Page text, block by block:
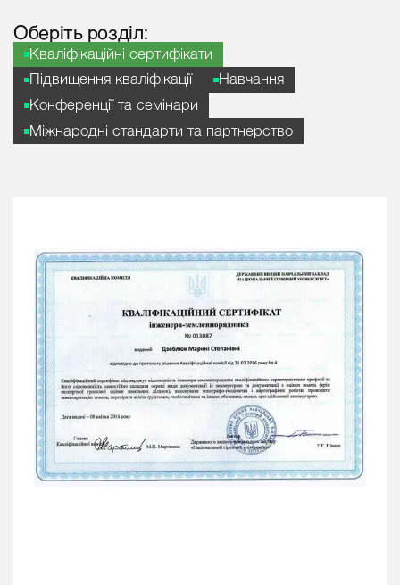
Оберіть розділ:
Кваліфікаційні сертифікати
Підвищення кваліфікації
Навчання
Конференції та семінари
Міжнародні стандарти та партнерство